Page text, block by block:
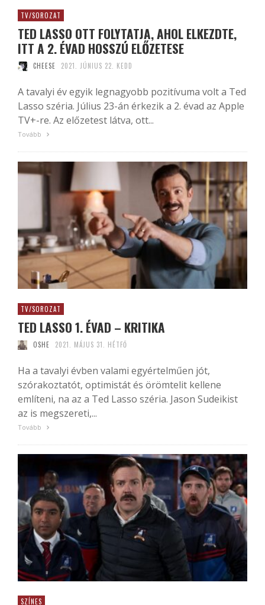
TV/SOROZAT
TED LASSO OTT FOLYTATJA, AHOL ELKEZDTE,
ITT A 2. ÉVAD HOSSZÚ ELŐZETESE
CHEESE 2021. JÚNIUS 22. KEDD
A tavalyi év egyik legnagyobb pozitívuma volt a Ted
Lasso széria. Július 23-án érkezik a 2. évad az Apple
TV+-re. Az előzetest látva, ott...
Tovább
TV/SOROZAT
TED LASSO 1. ÉVAD – KRITIKA
OSHE 2021. MÁJUS 31. HÉTFŐ
Ha a tavalyi évben valami egyértelműen jót,
szórakoztatót, optimistát és örömtelit kellene
említeni, na az a Ted Lasso széria. Jason Sudeikist
az is megszereti,...
Tovább
SZÍNES